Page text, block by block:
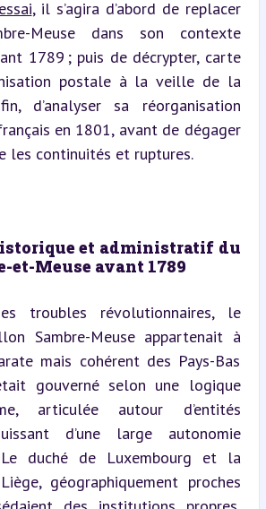
essai, il s’agira d’abord de replacer
Meuse dans son contexte
1789 ; puis de décrypter, carte
postale à la veille de la
d’analyser sa réorganisation
en 1801, avant de dégager
les continuités et ruptures.
et administratif du
et-Meuse avant 1789
troubles révolutionnaires, le
Sambre-Meuse appartenait à
mais cohérent des Pays-Bas
gouverné selon une logique
articulée autour d’entités
d’une large autonomie
Le duché de Luxembourg et la
géographiquement proches